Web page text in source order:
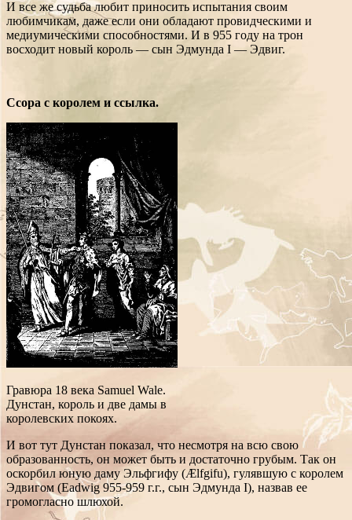
И все же судьба любит приносить испытания своим
любимчикам, даже если они обладают провидческими и
медиумическими способностями. И в 955 году на трон
восходит новый король — сын Эдмунда I — Эдвиг.
Ссора с королем и ссылка.
Гравюра 18 века Samuel Wale.
Дунстан, король и две дамы в
королевских покоях.
И вот тут Дунстан показал, что несмотря на всю свою
образованность, он может быть и достаточно грубым. Так он
оскорбил юную даму Эльфгифу (Ælfgifu), гулявшую с королем
Эдвигом (Eadwig 955-959 г.г., сын Эдмунда I), назвав ее
громогласно шлюхой.